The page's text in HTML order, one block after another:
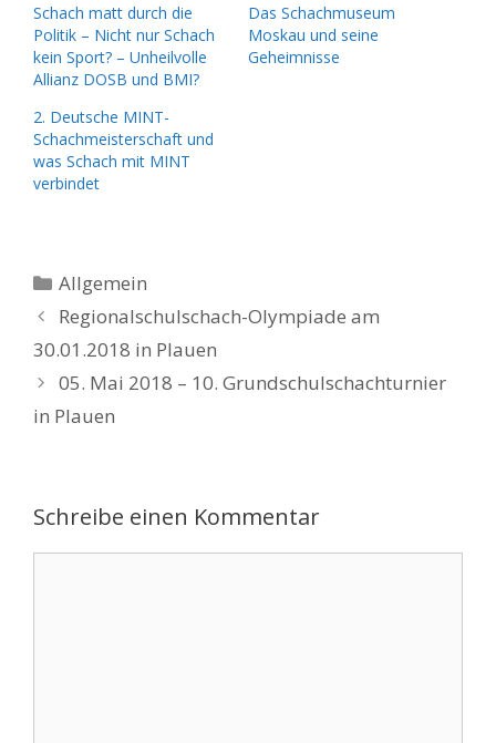
Schach matt durch die
Politik – Nicht nur Schach
kein Sport? – Unheilvolle
Allianz DOSB und BMI?
Das Schachmuseum
Moskau und seine
Geheimnisse
2. Deutsche MINT-
Schachmeisterschaft und
was Schach mit MINT
verbindet
Kategorien
Allgemein
Regionalschulschach-Olympiade am
30.01.2018 in Plauen
05. Mai 2018 – 10. Grundschulschachturnier
in Plauen
Schreibe einen Kommentar